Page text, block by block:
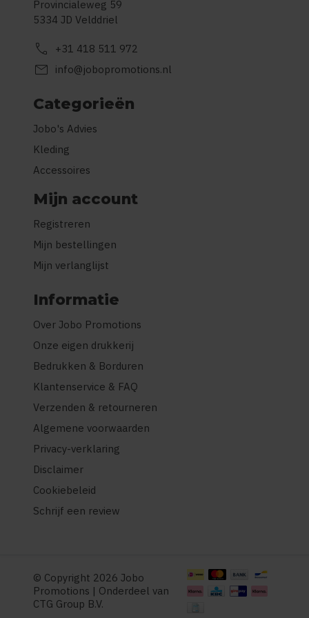
Provincialeweg 59
5334 JD Velddriel
call +31 418 511 972
mail info@jobopromotions.nl
Categorieën
Jobo's Advies
Kleding
Accessoires
Mijn account
Registreren
Mijn bestellingen
Mijn verlanglijst
Informatie
Over Jobo Promotions
Onze eigen drukkerij
Bedrukken & Borduren
Klantenservice & FAQ
Verzenden & retourneren
Algemene voorwaarden
Privacy-verklaring
Disclaimer
Cookiebeleid
Schrijf een review
© Copyright 2026 Jobo
Promotions | Onderdeel van
CTG Group B.V.